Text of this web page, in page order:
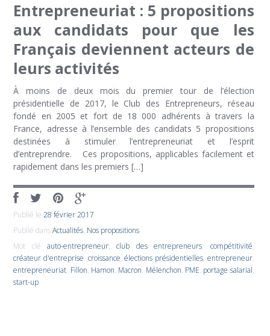
Entrepreneuriat : 5 propositions
aux candidats pour que les
Français deviennent acteurs de
leurs activités
À moins de deux mois du premier tour de l’élection
présidentielle de 2017, le Club des Entrepreneurs, réseau
fondé en 2005 et fort de 18 000 adhérents à travers la
France, adresse à l’ensemble des candidats 5 propositions
destinées à stimuler l’entrepreneuriat et l’esprit
d’entreprendre. Ces propositions, applicables facilement et
rapidement dans les premiers […]
Publié le28 février 2017
Publié dansActualités, Nos propositions
Mot cléauto-entrepreneur,club des entrepreneurs, compétitivité,
créateur d'entreprise, croissance,élections présidentielles, entrepreneur,
entrepreneuriat, Fillon, Hamon, Macron, Mélenchon, PME, portage salarial,
start-up